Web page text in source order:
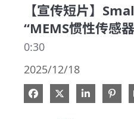
【宣传短片】
“MEMS惯性传感
0:30
2025/12/18
在 Facebook 分享
在 X 分享
在 钉